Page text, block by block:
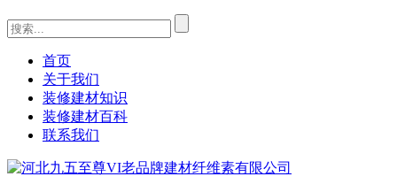
首页
关于我们
装修建材知识
装修建材百科
联系我们